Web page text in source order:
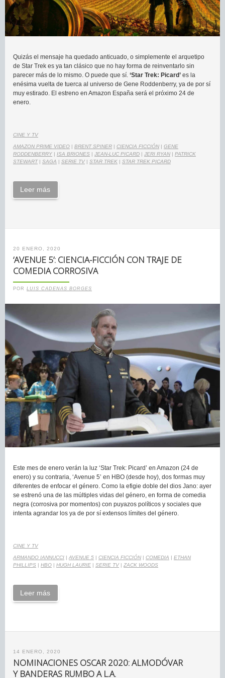
Quizás el mensaje ha quedado anticuado, o simplemente el arquetipo
de Star Trek es ya tan clásico que no hay forma de reinventarlo sin
parecer más de lo mismo. O puede que sí. ‘Star Trek: Picard’ es la
enésima vuelta de tuerca al universo de Gene Roddenberry, ya de por sí
muy estirado. El estreno en Amazon España será el próximo 24 de
enero.
CINE Y TV
AMAZON PRIME VIDEO | BRENT SPINER | CIENCIA FICCIÓN | GENE
RODDENBERRY | ISA BRIONES | JEAN-LUC PICARD | JERI RYAN | PATRICK
STEWART| SAGA | SERIE TV | STAR TREK | STAR TREK PICARD
Leer más
20 ENERO, 2020
‘AVENUE 5’: CIENCIA-FICCIÓN CON TRAJE DE
COMEDIA CORROSIVA
POR LUIS CADENAS BORGES
Este mes de enero verán la luz ‘Star Trek: Picard’ en Amazon (24 de
enero) y su contraria, ‘Avenue 5’ en HBO (desde hoy), dos formas muy
diferentes de enfocar el género. Como la efigie doble del dios Jano: ayer
se estrenó una de las múltiples vidas del género, en forma de comedia
negra (corrosiva por momentos) con puyazos políticos y sociales que
intenta agrandar los ya de por sí extensos límites del género.
CINE Y TV
ARMANDO IANNUCCI | AVENUE 5 | CIENCIA FICCIÓN | COMEDIA | ETHAN
PHILLIPS | HBO | HUGH LAURIE | SERIE TV | ZACK WOODS
Leer más
14 ENERO, 2020
NOMINACIONES OSCAR 2020: ALMODÓVAR
Y BANDERAS RUMBO A L.A.